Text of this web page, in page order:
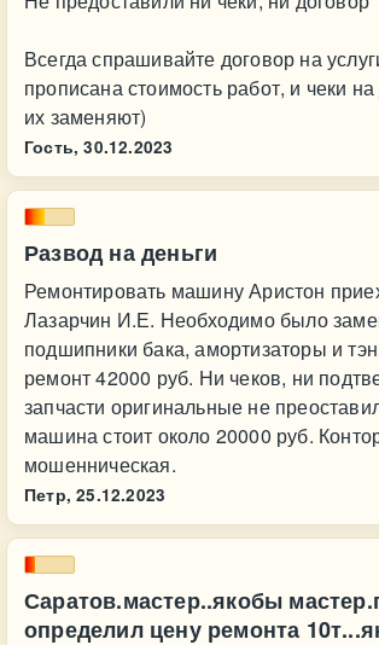
Всегда спрашивайте договор на
прописана стоимость работ, и чеки
их заменяют)
Гость, 30.12.2023
Развод на деньги
Ремонтировать машину Аристон
Лазарчин И.Е. Необходимо было
подшипники бака, амортизаторы и
ремонт 42000 руб. Ни чеков, ни
запчасти оригинальные не
машина стоит около 20000 руб.
мошенническая.
Петр, 25.12.2023
Саратов.мастер..якобы
определил цену ремонта